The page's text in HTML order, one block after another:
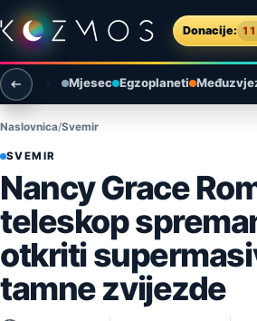
Preskoči na sadržaj
Donacije:
Otvori izbornik
Otvori pretragu
Mjesec Egzoplaneti
Naslovnica Svemir
SVEMIR
Nancy Grace
teleskop
otkriti
tamne zvijezde